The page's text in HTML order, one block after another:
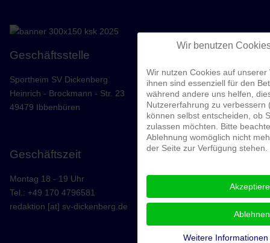
Geschäftsstelle
Sportheim SV Dickenberg
Heinrich - Brockmann - Str. 23
49479 Ibbenbüren
Geschäftszeit
Montag 18 - 19 Uhr
Tel.: +49 170 4796581
redaktion [at] sv-dickenberg.de
Wir benutzen
Wir nutzen Cookies auf unserer
ihnen sind essenziell für den
während andere uns helfen,
Nutzererfahrung zu verbessern
können selbst entscheiden, ob
zulassen möchten. Bitte
Ablehnung womöglich nicht
der Seite zur Verfügung stehen.
Ablehnen
Weitere Informationen